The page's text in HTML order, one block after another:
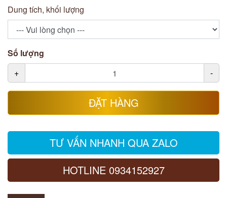
Dung tích, khối lượng
Số lượng
+
-
ĐẶT HÀNG
TƯ VẤN NHANH QUA ZALO
HOTLINE 0934152927